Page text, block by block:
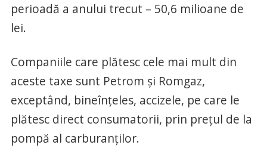
perioadă a anului trecut – 50,6 milioane de
lei.
Companiile care plătesc cele mai mult din
aceste taxe sunt Petrom și Romgaz,
exceptând, bineînțeles, accizele, pe care le
plătesc direct consumatorii, prin prețul de la
pompă al carburanților.